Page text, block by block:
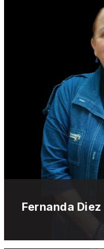
Fernanda Diez